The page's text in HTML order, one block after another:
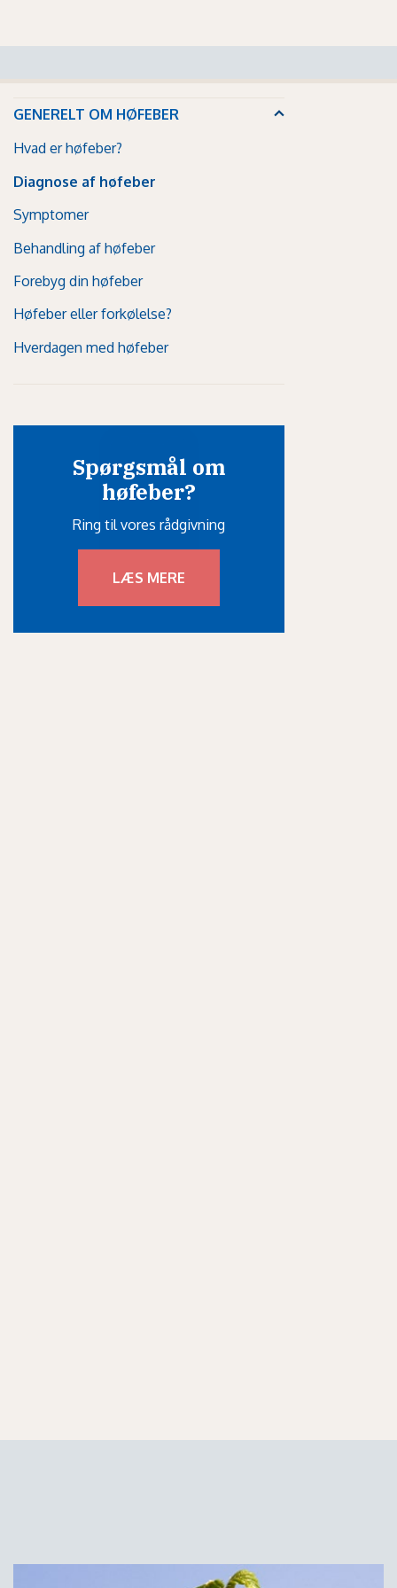
GENERELT OM HØFEBER
Hvad er høfeber?
Diagnose af høfeber
Symptomer
Behandling af høfeber
Forebyg din høfeber
Høfeber eller forkølelse?
Hverdagen med høfeber
Spørgsmål om
høfeber?
Ring til vores rådgivning
LÆS MERE